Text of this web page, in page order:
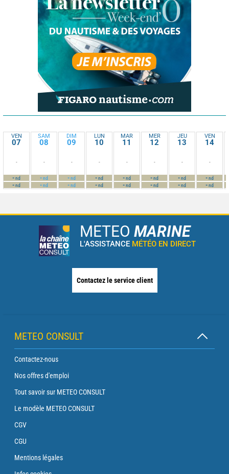
VEN
07
-
-nd
-nd
SAM
08
-
-nd
-nd
DIM
09
-
-nd
-nd
LUN
10
-
-nd
-nd
MAR
11
-
-nd
-nd
MER
12
-
-nd
-nd
JEU
13
-
-nd
-nd
VEN
14
-
-nd
-nd
METEO MARINE
L'ASSISTANCE MÉTÉO EN DIRECT
Contactez le service client
METEO CONSULT
Contactez-nous
Nos offres d'emploi
Tout savoir sur METEO CONSULT
Le modèle METEO CONSULT
CGV
CGU
Mentions légales